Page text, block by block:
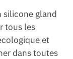
silicone gland
tous les
et
dans toutes